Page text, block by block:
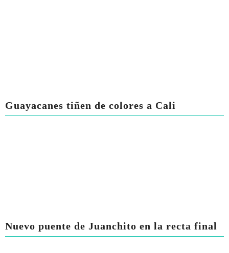
Guayacanes tiñen de colores a Cali
Nuevo puente de Juanchito en la recta final